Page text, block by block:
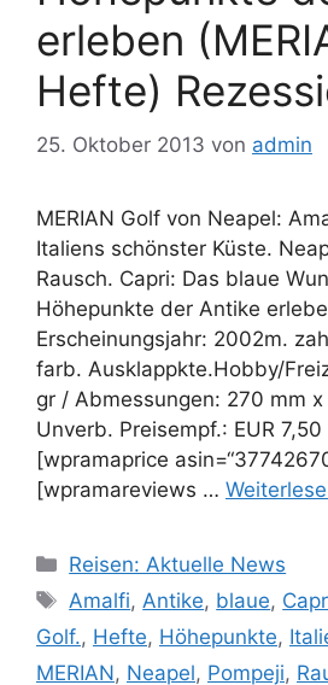
erleben
Hefte)
25. Oktober 2013 von admin
MERIAN Golf von Neapel:
Italiens schönster Küste.
Rausch. Capri: Das blaue
Höhepunkte der Antike
Erscheinungsjahr: 2002m.
farb. Ausklappkte.Hobby/
gr / Abmessungen: 270 mm
Unverb. Preisempf.: EUR 7,50
[wpramaprice
[wpramareviews …
Kategorien
Reisen: Aktuelle News
Schlagwörter
Amalfi, Antike, blaue,
Golf., Hefte, Höhepunkte,
MERIAN, Neapel, Pompeji,